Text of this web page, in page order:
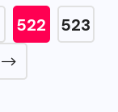
522
523